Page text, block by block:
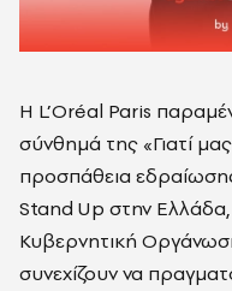
Η L’Oréal Paris
σύνθημά της «Γιατί μας
προσπάθεια
Stand Up στην
Κυβερνητική
συνεχίζουν να